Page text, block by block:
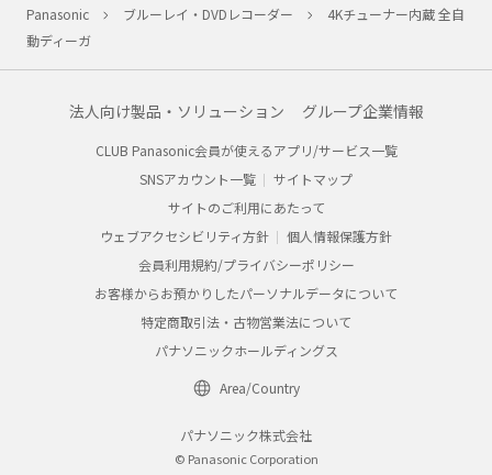
Panasonic ブルーレイ・DVDレコーダー
4Kチューナー内蔵 全自
動ディーガ
法人向け製品・ソリューション グループ企業情報
CLUB Panasonic会員が使えるアプリ/サービス一覧
SNSアカウント一覧
サイトマップ
サイトのご利用にあたって
ウェブアクセシビリティ方針
個人情報保護方針
会員利用規約/プライバシーポリシー
お客様からお預かりしたパーソナルデータについて
特定商取引法・古物営業法について
パナソニックホールディングス
Area/Country
パナソニック株式会社
© Panasonic Corporation